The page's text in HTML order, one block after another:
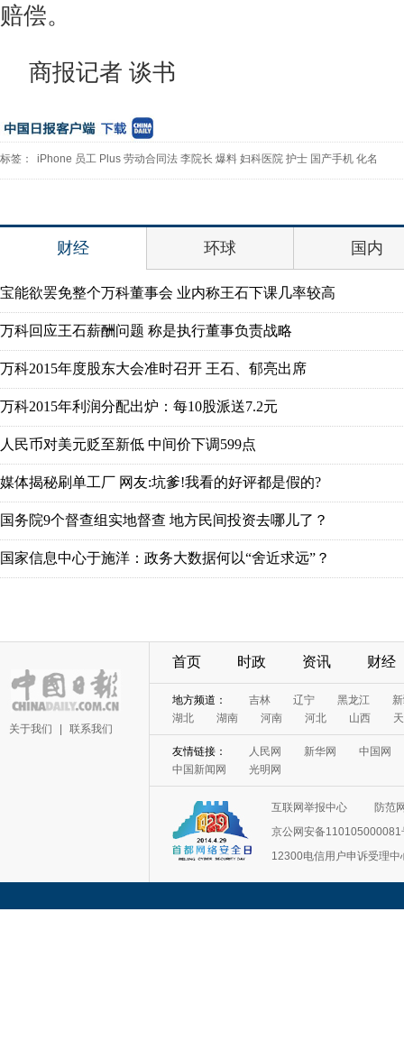
赔偿。
商报记者 谈书
标签： iPhone 员工 Plus 劳动合同法 李院长 爆料 妇科医院 护士 国产手机 化名
财经 环球 国内
宝能欲罢免整个万科董事会 业内称王石下课几率较高
万科回应王石薪酬问题 称是执行董事负责战略
万科2015年度股东大会准时召开 王石、郁亮出席
万科2015年利润分配出炉：每10股派送7.2元
人民币对美元贬至新低 中间价下调599点
媒体揭秘刷单工厂 网友:坑爹!我看的好评都是假的?
国务院9个督查组实地督查 地方民间投资去哪儿了？
国家信息中心于施洋：政务大数据何以“舍近求远”？
关于我们 联系我们
首页 时政 资讯 财经
地方频道： 吉林 辽宁 黑龙江
湖北
湖南 河南 河北 山西
友情链接： 人民网 新华网
中国网
中国新闻网
光明网
互联网举报中心
防范
京公网安备110105000081
12300电信用户申诉受理中